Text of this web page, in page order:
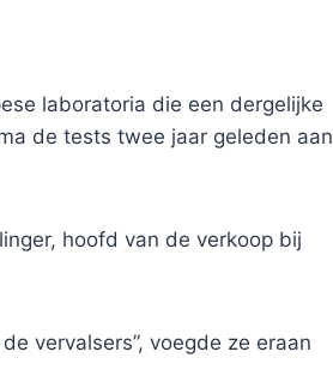
laboratoria die een dergelijke
de tests twee jaar geleden aan
hoofd van de verkoop bij
vervalsers”, voegde ze eraan